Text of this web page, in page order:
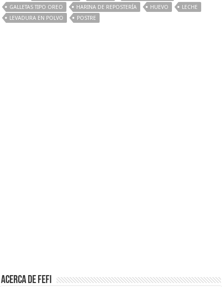
GALLETAS TIPO OREO
HARINA DE REPOSTERÍA HUEVO
LECHE
LEVADURA EN POLVO
POSTRE
Acerca de Fefi